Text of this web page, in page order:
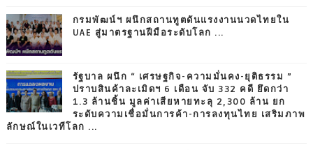
กรมพัฒน์ฯ ผนึกสถานทูตดันแรงงานนวดไทยใน
UAE สู่มาตรฐานฝีมือระดับโลก ...
รัฐบาล ผนึก “ เศรษฐกิจ-ความมั่นคง-ยุติธรรม ”
ปราบสินค้าละเมิดฯ 6 เดือน จับ 332 คดี ยึดกว่า
1.3 ล้านชิ้น มูลค่าเสียหายทะลุ 2,300 ล้าน ยก
ระดับความเชื่อมั่นการค้า-การลงทุนไทย เสริมภาพ
ลักษณ์ในเวทีโลก ...